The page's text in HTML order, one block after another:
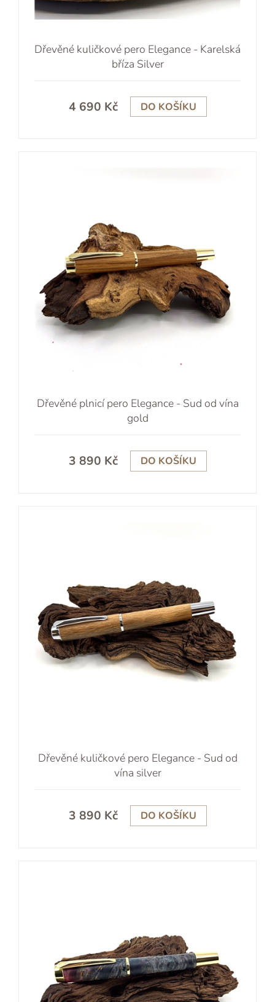
Dřevěné kuličkové pero Elegance - Karelská
bříza Silver
4 690 Kč DO KOŠÍKU
Dřevěné plnicí pero Elegance - Sud od vína
gold
3 890 Kč DO KOŠÍKU
Dřevěné kuličkové pero Elegance - Sud od
vína silver
3 890 Kč DO KOŠÍKU